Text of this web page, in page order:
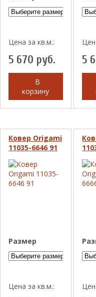
Цена за кв.м.:
5 670 руб.
В
корзину
5
Ковер Origami
11035-6646 91
Размер
Цена за кв.м.: